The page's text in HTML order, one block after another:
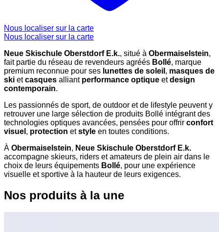
Nous localiser sur la carte
Nous localiser sur la carte
Neue Skischule Oberstdorf E.k., situé à Obermaiselstein,
fait partie du réseau de revendeurs agréés Bollé, marque
premium reconnue pour ses lunettes de soleil , masques de
ski etcasques alliant performance optique etdesign
contemporain.
Les passionnés de sport, de outdoor et de lifestyle peuvent y
retrouver une large sélection de produits Bollé intégrant des
technologies optiques avancées, pensées pour offrir confort
visuel , protection etstyle en toutes conditions.
À Obermaiselstein, Neue Skischule Oberstdorf E.k.
accompagne skieurs, riders et amateurs de plein air dans le
choix de leurs équipements Bollé, pour une expérience
visuelle et sportive à la hauteur de leurs exigences.
Nos produits à la une